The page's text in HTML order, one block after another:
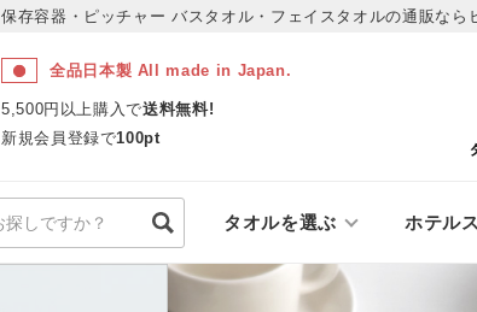
保存容器・ピッチャーバスタオル・フェイスタオルの通販なら
全品日本製 All made in Japan.
5,500円以上購入で送料無料!
新規会員登録で100pt
タオルを選ぶ ホテル